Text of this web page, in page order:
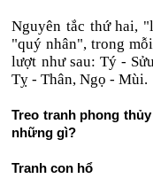
Nguyên tắc thứ hai,
"quý nhân", trong
lượt như sau: Tý -
Tỵ - Thân, Ngọ - Mùi.
Treo tranh phong
những gì?
Tranh con hổ